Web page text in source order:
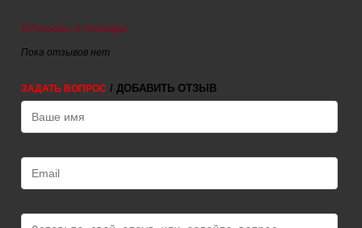
Отзывы о товаре
Пока отзывов нет
ЗАДАТЬ ВОПРОС / ДОБАВИТЬ ОТЗЫВ